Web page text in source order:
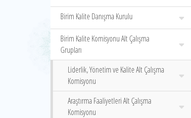
Birim Kalite Danışma Kurulu
Birim Kalite Komisyonu Alt Çalışma
Grupları
Liderlik, Yönetim ve Kalite Alt Çalışma
Komisyonu
Araştırma Faaliyetleri Alt Çalışma
Komisyonu